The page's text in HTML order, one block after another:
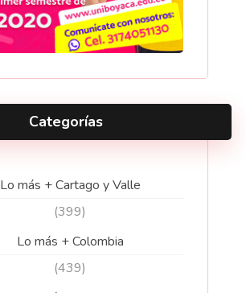
Categorías
Lo más + Cartago y Valle
(399)
Lo más + Colombia
(439)